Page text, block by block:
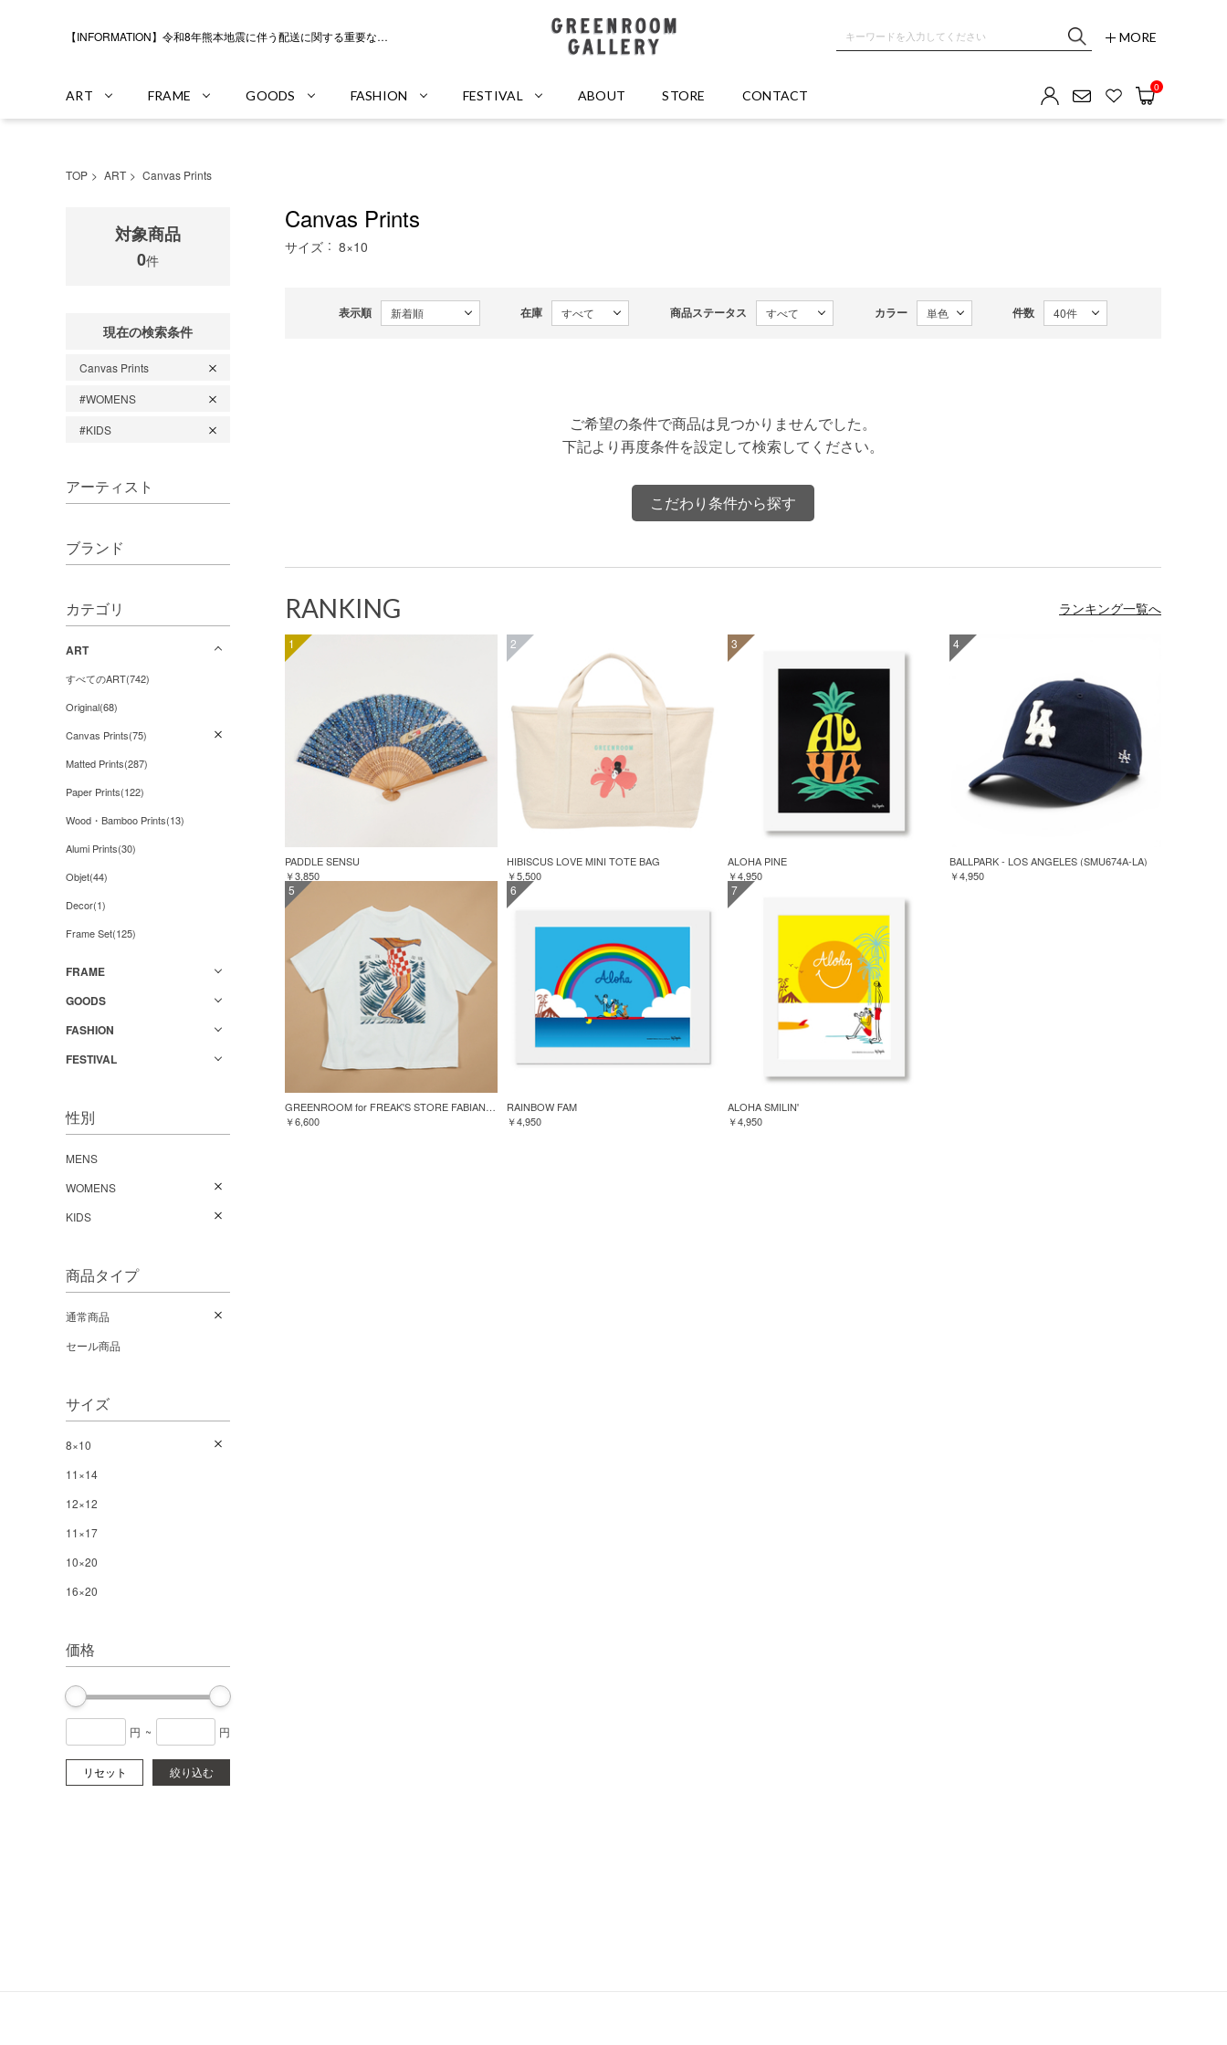
【INFORMATION】令和8年熊本地震に伴う配送に関する重要なお知らせ
MORE
ART FRAME GOODS FASHION FESTIVAL ABOUT STORE CONTACT
0
TOP ART Canvas Prints
対象商品
0件
現在の検索条件
Canvas Prints
#WOMENS
#KIDS
アーティスト
ブランド
カテゴリ
ART
すべてのART(742)
Original(68)
Canvas Prints(75)
Matted Prints(287)
Paper Prints(122)
Wood・Bamboo Prints(13)
Alumi Prints(30)
Objet(44)
Decor(1)
Frame Set(125)
FRAME
GOODS
FASHION
FESTIVAL
性別
MENS
WOMENS
KIDS
商品タイプ
通常商品
セール商品
サイズ
8×10
11×14
12×12
11×17
10×20
16×20
価格
円 ~ 円
リセット 絞り込む
Canvas Prints
サイズ 8×10
表示順 在庫 商品ステータス カラー 件数
ご希望の条件で商品は見つかりませんでした。
下記より再度条件を設定して検索してください。
こだわり条件から探す
RANKING ランキング一覧へ
1
PADDLE SENSU
￥3,850
2
HIBISCUS LOVE MINI TOTE BAG
￥5,500
3
ALOHA PINE
￥4,950
4
BALLPARK - LOS ANGELES (SMU674A-LA)
￥4,950
5
GREENROOM for FREAK'S STORE FABIAN LAVATER S/S TEE
￥6,600
6
RAINBOW FAM
￥4,950
7
ALOHA SMILIN'
￥4,950